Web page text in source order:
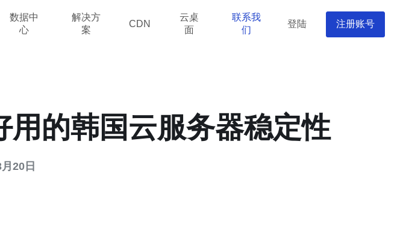
数据中
心
解决方
案
CDN
云桌
面
联系我
们
登陆 注册账号
的韩国云服务器稳定性
20日